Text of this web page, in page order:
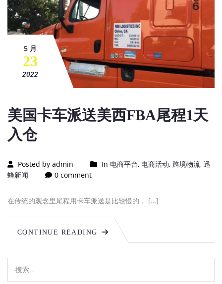
5 月
23
2022
美国卡车派送美西FBA尾程1天
入仓
Posted by admin In 电商平台, 电商活动, 跨境物流, 迅
蜂新闻
0 comment
在传统的观念里尾程用卡车派送是比较慢的， […]
CONTINUE READING